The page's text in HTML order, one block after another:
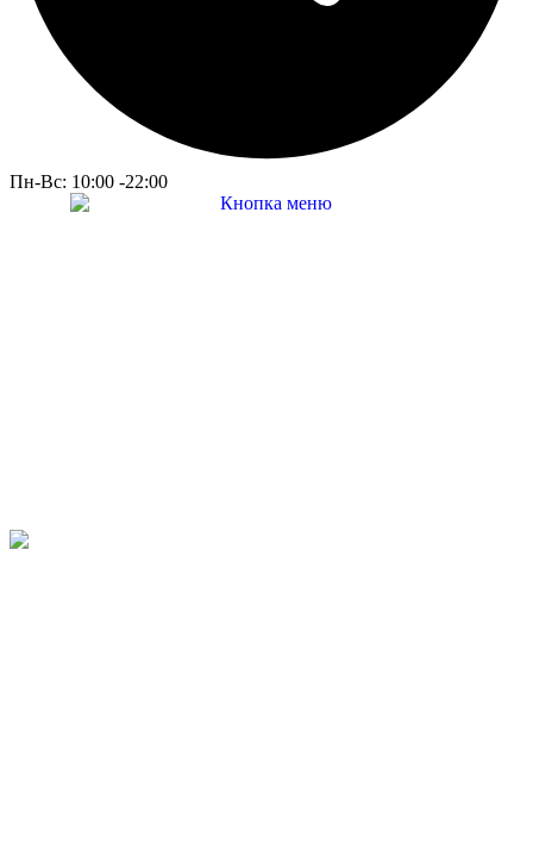
Пн-Вс: 10:00 -22:00